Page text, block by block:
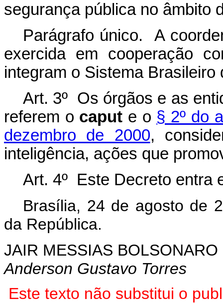
segurança pública no âmbito
Parágrafo único. A
exercida em cooperação
integram o Sistema Brasileiro
Art. 3º Os órgãos e as
referem o caput e o § 2º do
dezembro de 2000,
inteligência, ações que
Art. 4º Este Decreto entra
Brasília, 24 de agosto de
da República.
JAIR MESSIAS BOLSONARO
Anderson Gustavo Torres
Este texto não substitui o